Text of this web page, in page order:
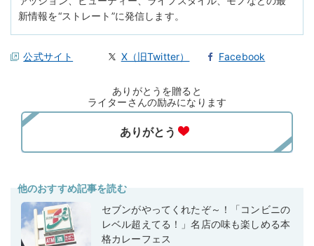
新情報を“ストレート”に発信します。
公式サイト X（旧Twitter） Facebook
ありがとうを贈ると
ライターさんの励みになります
他のおすすめ記事を読む
セブンがやってくれたぞ～！「コンビニの
レベル超えてる！」名店の味も楽しめる本
格カレーフェス